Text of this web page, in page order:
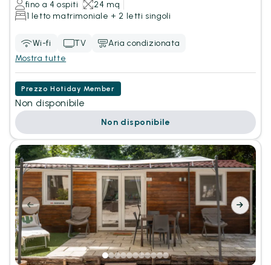
fino a 4 ospiti
24 mq
1 letto matrimoniale + 2 letti singoli
Wi-fi TV
Aria condizionata
Mostra tutte
Prezzo Hotiday Member
Non disponibile
Non disponibile